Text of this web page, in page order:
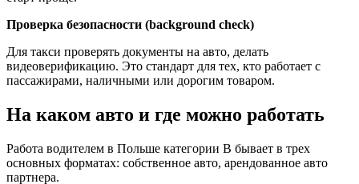
Проверка безопасности (background check)
Для такси проверять документы на авто, делать
видеоверификацию. Это стандарт для тех, кто работает с
пассажирами, наличными или дорогим товаром.
На каком авто и где можно работать
Работа водителем в Польше категории B бывает в трех
основных форматах: собственное авто, арендованное авто
партнера.